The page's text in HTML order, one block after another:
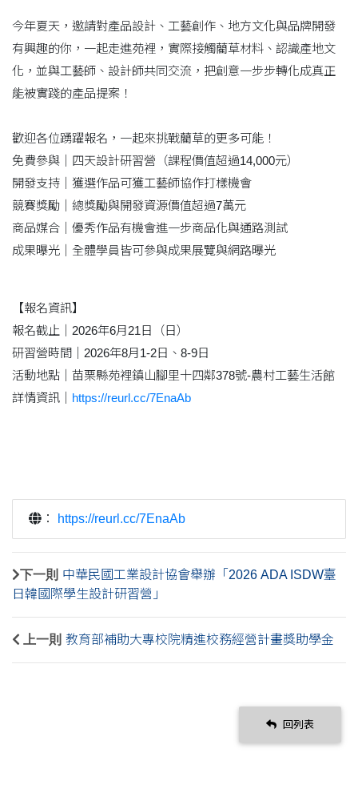
今年夏天，邀請對產品設計、工藝創作、地方文化與品牌開發
有興趣的你，一起走進苑裡，實際接觸藺草材料、認識產地文
化，並與工藝師、設計師共同交流，把創意一步步轉化成真正
能被實踐的產品提案！
歡迎各位踴躍報名，一起來挑戰藺草的更多可能！
​免費參與｜四天設計研習營（課程價值超過14,000元）
開發支持｜獲選作品可獲工藝師協作打樣機會
競賽獎勵｜總獎勵與開發資源價值超過7萬元
商品媒合｜優秀作品有機會進一步商品化與通路測試
成果曝光｜全體學員皆可參與成果展覽與網路曝光
【報名資訊】
報名截止｜2026年6月21日（日）
研習營時間｜2026年8月1-2日、8-9日
活動地點｜苗栗縣苑裡鎮山腳里十四鄰378號-農村工藝生活館
詳情資訊｜ https://reurl.cc/7EnaAb
： https://reurl.cc/7EnaAb
下一則 中華民國工業設計協會舉辦「2026 ADA ISDW臺
日韓國際學生設計研習營」
上一則 教育部補助大專校院精進校務經營計畫獎助學金
回列表